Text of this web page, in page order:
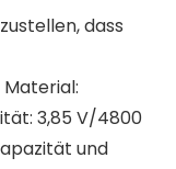
dass
3,85 V/4800
und